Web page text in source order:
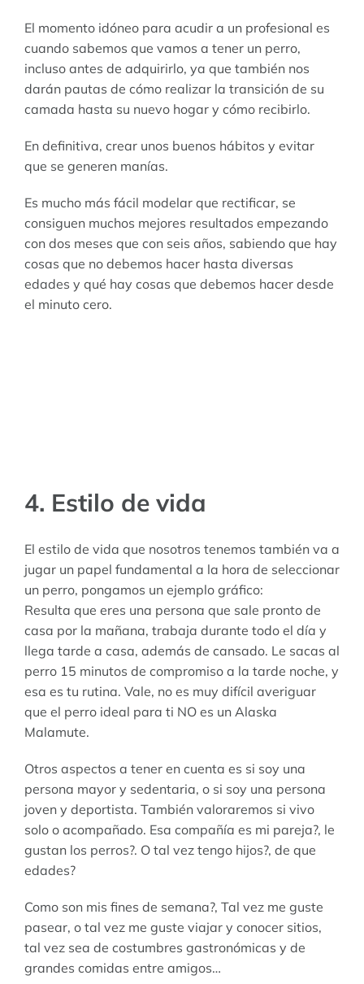
El momento idóneo para acudir a un profesional es
cuando sabemos que vamos a tener un perro,
incluso antes de adquirirlo, ya que también nos
darán pautas de cómo realizar la transición de su
camada hasta su nuevo hogar y cómo recibirlo.
En definitiva, crear unos buenos hábitos y evitar
que se generen manías.
Es mucho más fácil modelar que rectificar, se
consiguen muchos mejores resultados empezando
con dos meses que con seis años, sabiendo que hay
cosas que no debemos hacer hasta diversas
edades y qué hay cosas que debemos hacer desde
el minuto cero.
4. Estilo de vida
El estilo de vida que nosotros tenemos también va a
jugar un papel fundamental a la hora de seleccionar
un perro, pongamos un ejemplo gráfico:
Resulta que eres una persona que sale pronto de
casa por la mañana, trabaja durante todo el día y
llega tarde a casa, además de cansado. Le sacas al
perro 15 minutos de compromiso a la tarde noche, y
esa es tu rutina. Vale, no es muy difícil averiguar
que el perro ideal para ti NO es un Alaska
Malamute.
Otros aspectos a tener en cuenta es si soy una
persona mayor y sedentaria, o si soy una persona
joven y deportista. También valoraremos si vivo
solo o acompañado. Esa compañía es mi pareja?, le
gustan los perros?. O tal vez tengo hijos?, de que
edades?
Como son mis fines de semana?, Tal vez me guste
pasear, o tal vez me guste viajar y conocer sitios,
tal vez sea de costumbres gastronómicas y de
grandes comidas entre amigos…